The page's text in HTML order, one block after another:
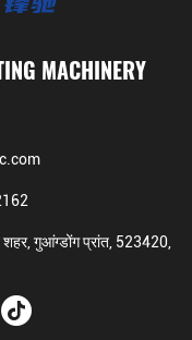
MACHINERY
गुआंग्डोंग प्रांत, 523420,